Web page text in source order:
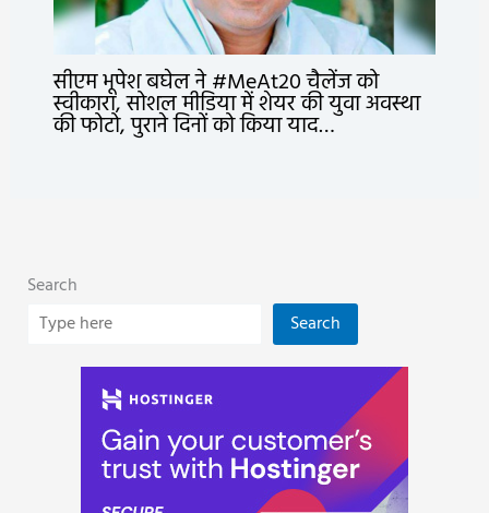
सीएम भूपेश बघेल ने #MeAt20 चैलेंज को
स्वीकारा, सोशल मीडिया में शेयर की युवा अवस्था
की फोटो, पुराने दिनों को किया याद…
Search
Search